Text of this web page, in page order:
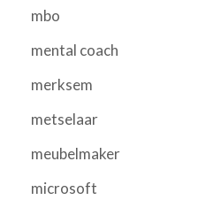
mbo
mental coach
merksem
metselaar
meubelmaker
microsoft